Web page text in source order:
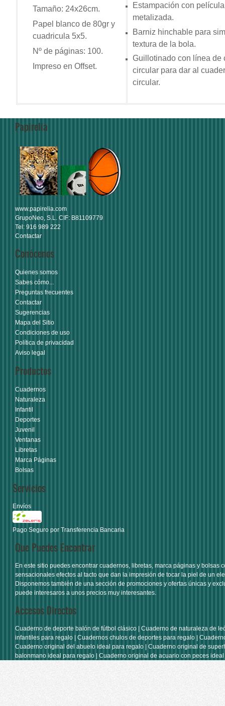
Tamaño: 24x26cm.
Papel blanco de 80gr y
cuadricula 5x5.
Nº de páginas: 100.
Impreso en Offset.
Estampación con
metalizada.
Barniz hinchable para
textura de la bola.
Guillotinado con línea de
circular para dar al
circular.
Papirelia
www.papirelia.com
GrupoNeo, S.L. CIF: B81109779
Tel: 916 989 222
Contactar
Conócenos
Quienes somos
Sabes cómo...
Preguntas frecuentes
Contactar
Sugerencias
Mapa del Sitio
Condiciones de uso
Política de privacidad
Aviso legal
Productos
Cuadernos
Naturaleza
Infantil
Deportes
Juvenil
Ventanas
Libretas
Marca Páginas
Bolsas
Servicios
Envíos
Pago Seguro por Transferencia Bancaria
Que Puedes Encontrar
En este sitio puedes encontrar cuadernos, libretas, marca páginas y bolsas
sensacionales efectos al tacto que dan la impresión de tocar la piel de un
Disponemos también de una sección de promociones y ofertas únicas y
puede interesaros a unos precios muy interesantes.
Accesos Directos
Cuaderno de deporte balón de fútbol clásico
Cuaderno de naturaleza de
infantiles para regalo
Cuadernos chulos de deportes para regalo
Cuaderno original del abuelo ideal para regalo
Cuaderno original de
balonmano ideal para regalo
Cuaderno original de acuario con peces